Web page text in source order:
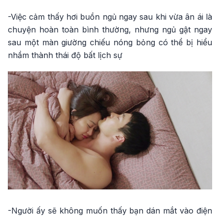
-Việc cảm thấy hơi buồn ngủ ngay sau khi vừa ân ái là
chuyện hoàn toàn bình thường, nhưng ngủ gật ngay
sau một màn giường chiếu nóng bỏng có thể bị hiểu
nhầm thành thái độ bất lịch sự
-Người ấy sẽ không muốn thấy bạn dán mắt vào điện